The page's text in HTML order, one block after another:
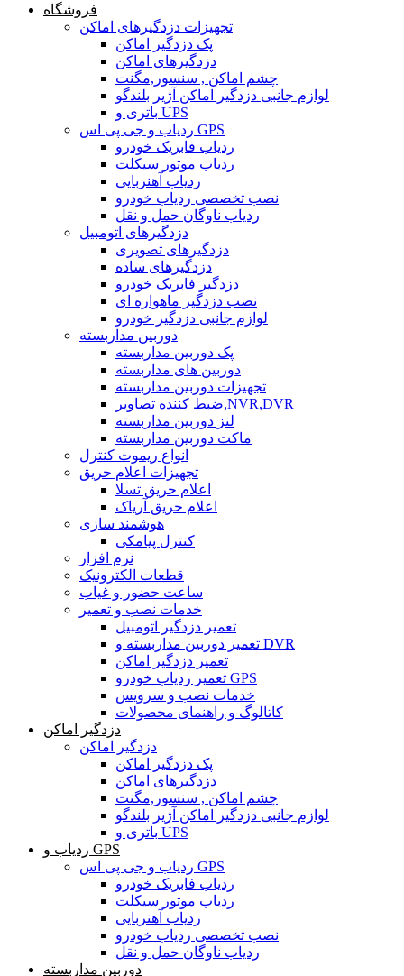
فروشگاه
تجهیزات دزدگیرهای اماکن
پک دزدگیر اماکن
دزدگیرهای اماکن
چشم اماکن , سنسور,مگنت
لوازم جانبی دزدگیر اماکن آژیر بلندگو
باتری و UPS
ردیاب و جی پی اس GPS
ردیاب فابریک خودرو
ردیاب موتور سیکلت
ردیاب آهنربایی
نصب تخصصی ردیاب خودرو
ردیاب ناوگان حمل و نقل
دزدگیرهای اتومبیل
دزدگیرهای تصویری
دزدگیرهای ساده
دزدگیر فابریک خودرو
نصب دزدگیر ماهواره ای
لوازم جانبی دزدگیر خودرو
دوربین مداربسته
پک دوربین مداربسته
دوربین های مداربسته
تجهیزات دوربین مداربسته
ضبط کننده تصاویر,NVR,DVR
لنز دوربین مداربسته
ماکت دوربین مداربسته
انواع ریموت کنترل
تجهیزات اعلام حریق
اعلام حریق تسلا
اعلام حریق آریاک
هوشمند سازی
کنترل پیامکی
نرم افزار
قطعات الکترونیک
ساعت حضور و غیاب
خدمات نصب و تعمیر
تعمیر دزدگیر اتومبیل
تعمیر دوربین مداربسته و DVR
تعمیر دزدگیر اماکن
تعمیر ردیاب خودرو GPS
خدمات نصب و سرویس
کاتالوگ و راهنمای محصولات
دزدگیر اماکن
دزدگیر اماکن
پک دزدگیر اماکن
دزدگیرهای اماکن
چشم اماکن , سنسور,مگنت
لوازم جانبی دزدگیر اماکن آژیر بلندگو
باتری و UPS
ردیاب و GPS
ردیاب و جی پی اس GPS
ردیاب فابریک خودرو
ردیاب موتور سیکلت
ردیاب آهنربایی
نصب تخصصی ردیاب خودرو
ردیاب ناوگان حمل و نقل
دوربین مداربسته